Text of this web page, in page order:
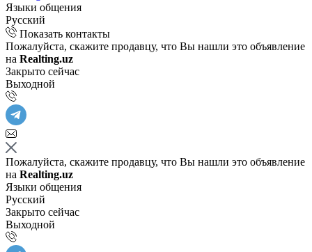
Языки общения
Русский
Показать контакты
Пожалуйста, скажите продавцу, что Вы нашли это объявление
на Realting.uz
Закрыто сейчас
Выходной
Пожалуйста, скажите продавцу, что Вы нашли это объявление
на Realting.uz
Языки общения
Русский
Закрыто сейчас
Выходной